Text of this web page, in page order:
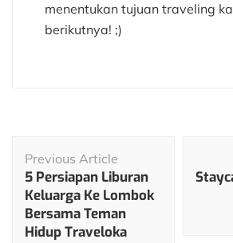
menentukan tujuan traveling
berikutnya! ;)
Navigation
Previous Article
5 Persiapan Liburan
Keluarga Ke Lombok
Bersama Teman
Hidup Traveloka